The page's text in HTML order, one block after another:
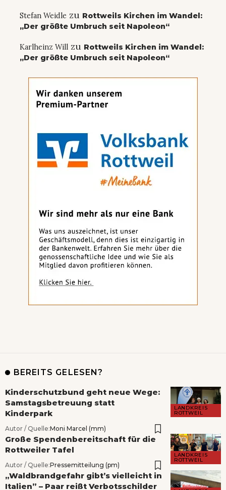
Stefan Weidle zu Rottweils Kirchen im Wandel:
„Der größte Umbruch seit Napoleon“
Karlheinz Will zu Rottweils Kirchen im Wandel:
„Der größte Umbruch seit Napoleon“
BEREITS GELESEN?
LANDKREIS
ROTTWEIL
Kinderschutzbund geht neue Wege:
Samstagsbetreuung statt
Kinderpark
Autor / Quelle:Moni Marcel (mm)
LANDKREIS
ROTTWEIL
Große Spendenbereitschaft für die
Rottweiler Tafel
Autor / Quelle:Pressemitteilung (pm)
„Waldbrandgefahr gibt’s vielleicht in
Italien” – Paar reißt Verbotsschilder